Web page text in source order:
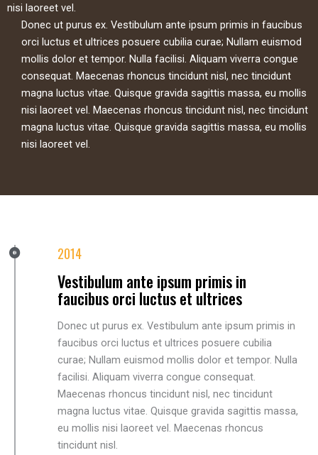
nisi laoreet vel.
Donec ut purus ex. Vestibulum ante ipsum primis in faucibus
orci luctus et ultrices posuere cubilia curae; Nullam euismod
mollis dolor et tempor. Nulla facilisi. Aliquam viverra congue
consequat. Maecenas rhoncus tincidunt nisl, nec tincidunt
magna luctus vitae. Quisque gravida sagittis massa, eu mollis
nisi laoreet vel. Maecenas rhoncus tincidunt nisl, nec tincidunt
magna luctus vitae. Quisque gravida sagittis massa, eu mollis
nisi laoreet vel.
2014
Vestibulum ante ipsum primis in
faucibus orci luctus et ultrices
Donec ut purus ex. Vestibulum ante ipsum primis in
faucibus orci luctus et ultrices posuere cubilia
curae; Nullam euismod mollis dolor et tempor. Nulla
facilisi. Aliquam viverra congue consequat.
Maecenas rhoncus tincidunt nisl, nec tincidunt
magna luctus vitae. Quisque gravida sagittis massa,
eu mollis nisi laoreet vel. Maecenas rhoncus
tincidunt nisl.